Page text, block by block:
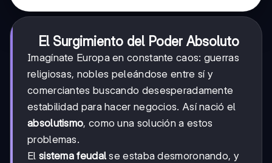
El Surgimiento del Poder Absoluto
Imagínate Europa en constante caos: guerras
religiosas, nobles peleándose entre sí y
comerciantes buscando desesperadamente
estabilidad para hacer negocios. Así nació el
absolutismo, como una solución a estos
problemas.
El sistema feudal se estaba desmoronando, y